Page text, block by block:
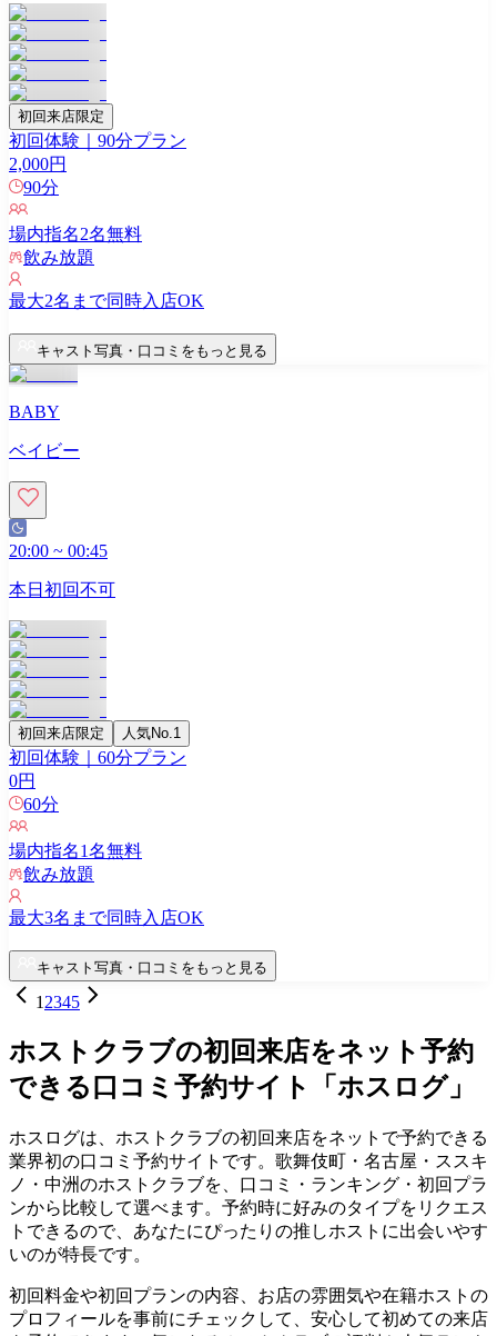
初回来店限定
初回体験｜90分プラン
2,000円
90分
場内指名2名無料
飲み放題
最大2名まで同時入店OK
キャスト写真・口コミをもっと見る
BABY
ベイビー
20:00 ~ 00:45
本日初回不可
初回来店限定 人気No.1
初回体験｜60分プラン
0円
60分
場内指名1名無料
飲み放題
最大3名まで同時入店OK
キャスト写真・口コミをもっと見る
1 2345
ホストクラブの初回来店をネット予約
できる口コミ予約サイト「ホスログ」
ホスログは、ホストクラブの初回来店をネットで予約できる
業界初の口コミ予約サイトです。歌舞伎町・名古屋・ススキ
ノ・中洲のホストクラブを、口コミ・ランキング・初回プラ
ンから比較して選べます。予約時に好みのタイプをリクエス
トできるので、あなたにぴったりの推しホストに出会いやす
いのが特長です。
初回料金や初回プランの内容、お店の雰囲気や在籍ホストの
プロフィールを事前にチェックして、安心して初めての来店